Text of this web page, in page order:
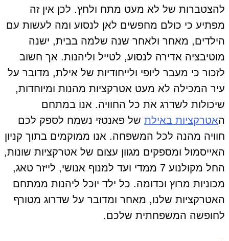
להצטברות של לא מעט מתח ולחץ. לכן אין זה
מפתיע כי כולם מחפשים לאן לנסוע ומה לעשות עם
הילדים, מאחר ולאחר שנה שלמה בבית, ישנה
מוטיבציה אדירה לנסוע, לטייל וליהנות. אך חשוב
לזכור כי מעבר ליופי ולייחודיות של אילת, מדובר על
עיר המכילה לא מעט אטרקציות מהנות ומיוחדות,
שיכולות לשדרג את כל החוויה. אנו במתחם
האטרקציות באילת של פאנטזי נשמח לספק לכם
חוויה מהנה לכל המשפחה. אנו ממוקמים בתוך קניון
האייסמול ומספקים מגוון עצום של אטרקציות שונות,
החל מקולנוע 7 ממדי ועד למנוף אנושי, לייזר טאג,
מכוניות מרוץ וכדומה. כל ילד יוכל ליהנות ממתחם
האטרקציות שלנו, מאחר ומדובר על שדרוג מטורף
לחופשה המשפחתית שלכם.